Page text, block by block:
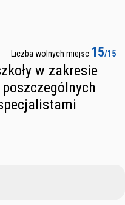
Liczba wolnych miejsc 15/15
w zakresie